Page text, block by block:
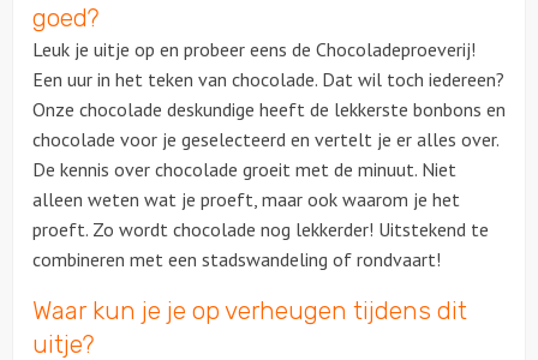
goed?
Leuk je uitje op en probeer eens de Chocoladeproeverij!
Een uur in het teken van chocolade. Dat wil toch iedereen?
Onze chocolade deskundige heeft de lekkerste bonbons en
chocolade voor je geselecteerd en vertelt je er alles over.
De kennis over chocolade groeit met de minuut. Niet
alleen weten wat je proeft, maar ook waarom je het
proeft. Zo wordt chocolade nog lekkerder! Uitstekend te
combineren met een stadswandeling of rondvaart!
Waar kun je je op verheugen tijdens dit
uitje?